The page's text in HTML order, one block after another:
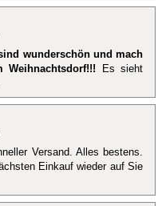
wunderschön und mach
Es sieht
Versand. Alles bestens.
Einkauf wieder auf Sie